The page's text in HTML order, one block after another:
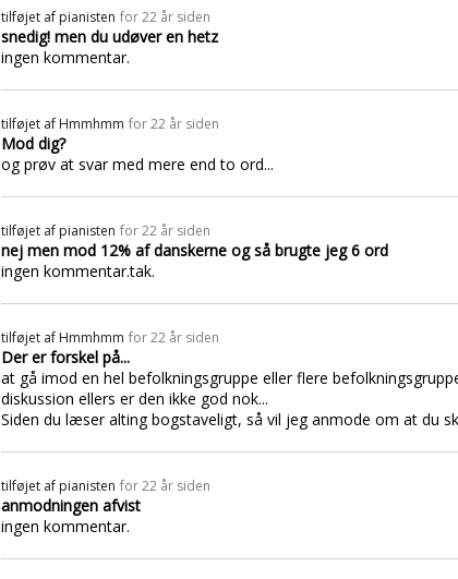
tilføjet af pianisten for 22 år siden
snedig! men du udøver en hetz
ingen kommentar.
tilføjet af Hmmhmm for 22 år siden
Mod dig?
og prøv at svar med mere end to ord...
tilføjet af pianisten for 22 år siden
nej men mod 12% af danskerne og så brugte jeg 6 ord
ingen kommentar.tak.
tilføjet af Hmmhmm for 22 år siden
Der er forskel på...
at gå imod en hel befolkningsgruppe eller flere
diskussion ellers er den ikke god nok...
Siden du læser alting bogstaveligt, så vil jeg anmode om at du
tilføjet af pianisten for 22 år siden
anmodningen afvist
ingen kommentar.